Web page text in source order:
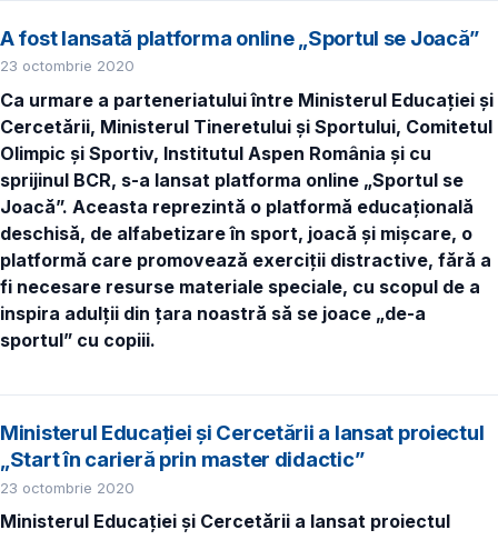
A fost lansată platforma online „Sportul se Joacă”
23 octombrie 2020
Ca urmare a parteneriatului între Ministerul Educației și
Cercetării, Ministerul Tineretului și Sportului, Comitetul
Olimpic și Sportiv, Institutul Aspen România și cu
sprijinul BCR, s-a lansat platforma online „Sportul se
Joacă”. Aceasta reprezintă o platformă educațională
deschisă, de alfabetizare în sport, joacă și mișcare, o
platformă care promovează exerciții distractive, fără a
fi necesare resurse materiale speciale, cu scopul de a
inspira adulții din țara noastră să se joace „de-a
sportul” cu copiii.
Ministerul Educației și Cercetării a lansat proiectul
„Start în carieră prin master didactic”
23 octombrie 2020
Ministerul Educației și Cercetării a lansat proiectul